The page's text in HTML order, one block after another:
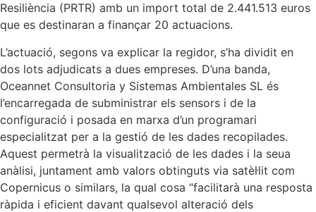
Resiliència (PRTR) amb un import total de 2.441.513 euros
que es destinaran a finançar 20 actuacions.
L’actuació, segons va explicar la regidor, s’ha dividit en
dos lots adjudicats a dues empreses. D’una banda,
Oceannet Consultoria y Sistemas Ambientales SL és
l’encarregada de subministrar els sensors i de la
configuració i posada en marxa d’un programari
especialitzat per a la gestió de les dades recopilades.
Aquest permetrà la visualització de les dades i la seua
anàlisi, juntament amb valors obtinguts via satèl·lit com
Copernicus o similars, la qual cosa “facilitarà una resposta
ràpida i eficient davant qualsevol alteració dels